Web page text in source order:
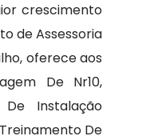
crescimento
de Assessoria
oferece aos
De Nr10,
Instalação
De